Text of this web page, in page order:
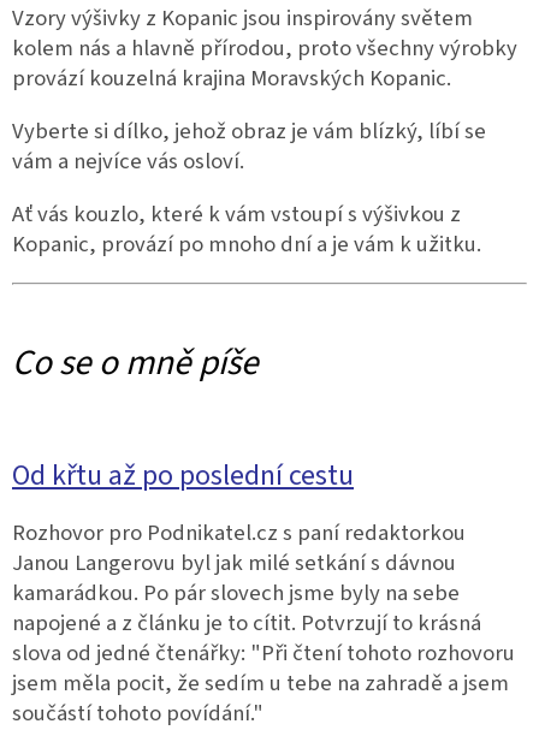
Vzory výšivky z Kopanic jsou inspirovány světem
kolem nás a hlavně přírodou, proto všechny výrobky
provází kouzelná krajina Moravských Kopanic.
Vyberte si dílko, jehož obraz je vám blízký, líbí se
vám a nejvíce vás osloví.
Ať vás kouzlo, které k vám vstoupí s výšivkou z
Kopanic, provází po mnoho dní a je vám k užitku.
Co se o mně píše
Od křtu až po poslední cestu
Rozhovor pro Podnikatel.cz s paní redaktorkou
Janou Langerovu byl jak milé setkání s dávnou
kamarádkou. Po pár slovech jsme byly na sebe
napojené a z článku je to cítit. Potvrzují to krásná
slova od jedné čtenářky: "Při čtení tohoto rozhovoru
jsem měla pocit, že sedím u tebe na zahradě a jsem
součástí tohoto povídání."